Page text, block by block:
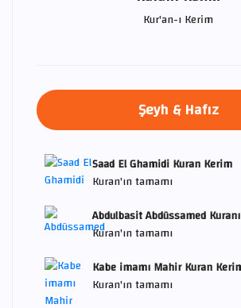
Kur'an-ı Kerim
Şeyh & Hafız
Saad El Ghamidi Kuran Kerim
Kuran'ın tamamı
Abdulbasit Abdüssamed
Kuran'ın tamamı
Kabe imamı Mahir Kuran
Kuran'ın tamamı